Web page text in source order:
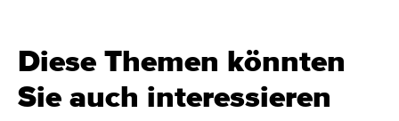
Diese The­men könn­ten
Sie auch in­tere­ssier­en